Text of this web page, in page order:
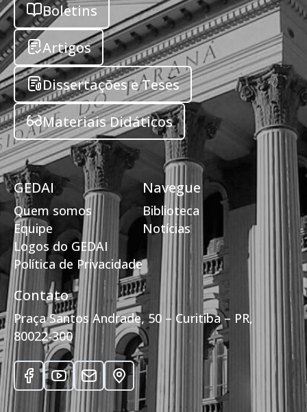
Boletins
Artigos
Dissertações e Teses
Materiais Didáticos
GEDAI
Quem somos
Equipe
Logos do GEDAI
Política de Privacidade
Navegue
Biblioteca
Notícias
Contato
Praça Santos Andrade, 50 – Curitiba – PR,
80022-300